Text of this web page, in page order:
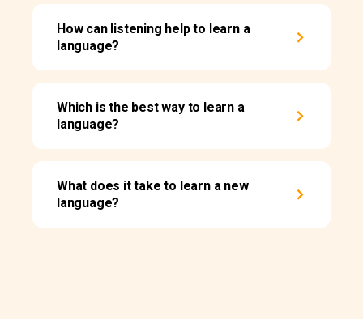
How can listening help to learn a
language?
Which is the best way to learn a
language?
What does it take to learn a new
language?